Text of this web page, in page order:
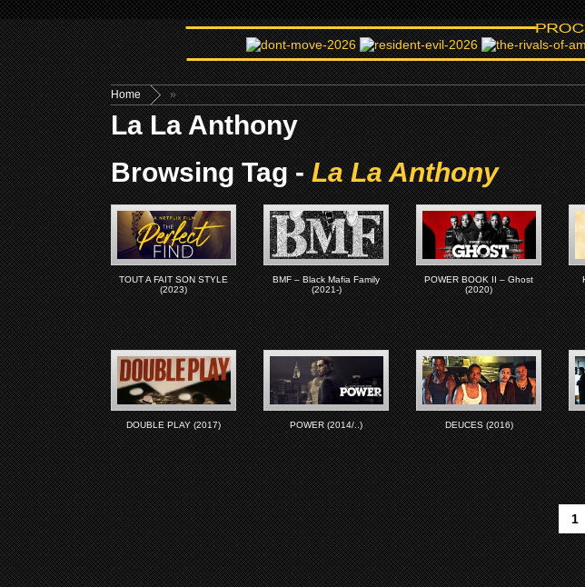
Home »
La La Anthony
Browsing Tag -La La Anthony
TOUT A FAIT SON STYLE
(2023)
BMF – Black Mafia Family
(2021-)
POWER BOOK II – Ghost
(2020)
DOUBLE PLAY (2017) POWER (2014/..) DEUCES (2016)
1